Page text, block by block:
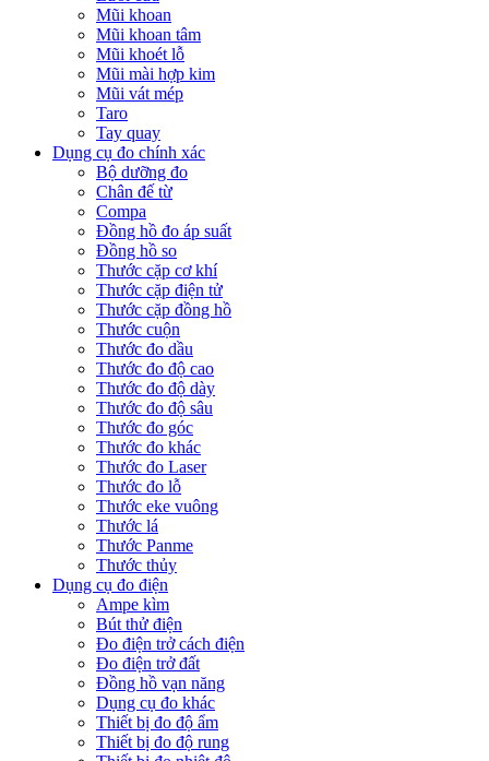
Mũi khoan
Mũi khoan tâm
Mũi khoét lỗ
Mũi mài hợp kim
Mũi vát mép
Taro
Tay quay
Dụng cụ đo chính xác
Bộ dưỡng đo
Chân đế từ
Compa
Đồng hồ đo áp suất
Đồng hồ so
Thước cặp cơ khí
Thước cặp điện tử
Thước cặp đồng hồ
Thước cuộn
Thước đo dầu
Thước đo độ cao
Thước đo độ dày
Thước đo độ sâu
Thước đo góc
Thước đo khác
Thước đo Laser
Thước đo lỗ
Thước eke vuông
Thước lá
Thước Panme
Thước thủy
Dụng cụ đo điện
Ampe kìm
Bút thử điện
Đo điện trở cách điện
Đo điện trở đất
Đồng hồ vạn năng
Dụng cụ đo khác
Thiết bị đo độ ẩm
Thiết bị đo độ rung